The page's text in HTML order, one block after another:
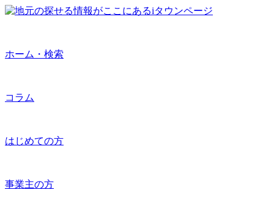
ホーム・検索
コラム
はじめての方
事業主の方